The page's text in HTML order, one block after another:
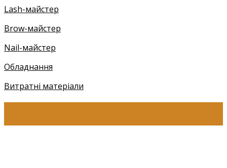
Lash-майстер
Brow-майстер
Nail-майстер
Обладнання
Витратні матеріали